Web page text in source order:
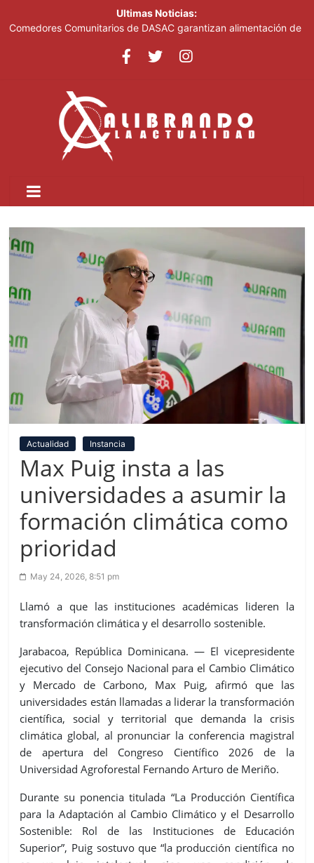
Ultimas Noticias:
Comedores Comunitarios de DASAC garantizan alimentación de
Centroamericanos y del Caribe Santo Domingo 2026
Senado de EE. UU. aprueba nuevo paquete de sanciones a
Italia dice que no acepta ultimátums y mantendrá la suspensión
del Schengen con España
Fransheska Matías gana dos plata en el torneo de pesas de los
Actualidad Instancia
Max Puig insta a las
universidades a asumir la
formación climática como
prioridad
May 24, 2026, 8:51 pm
Llamó a que las instituciones académicas lideren la
transformación climática y el desarrollo sostenible.
Jarabacoa, República Dominicana. — El vicepresidente
ejecutivo del Consejo Nacional para el Cambio Climático
y Mercado de Carbono, Max Puig, afirmó que las
universidades están llamadas a liderar la transformación
científica, social y territorial que demanda la crisis
climática global, al pronunciar la conferencia magistral
de apertura del Congreso Científico 2026 de la
Universidad Agroforestal Fernando Arturo de Meriño.
Durante su ponencia titulada “La Producción Científica
para la Adaptación al Cambio Climático y el Desarrollo
Sostenible: Rol de las Instituciones de Educación
Superior”, Puig sostuvo que “la producción científica no